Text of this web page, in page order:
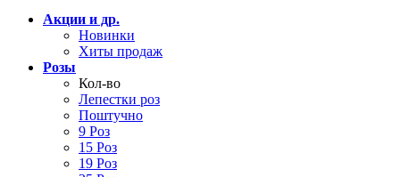
Акции и др.
Новинки
Хиты продаж
Розы
Кол-во
Лепестки роз
Поштучно
9 Роз
15 Роз
19 Роз